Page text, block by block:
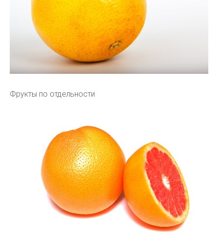
Фрукты по отдельности